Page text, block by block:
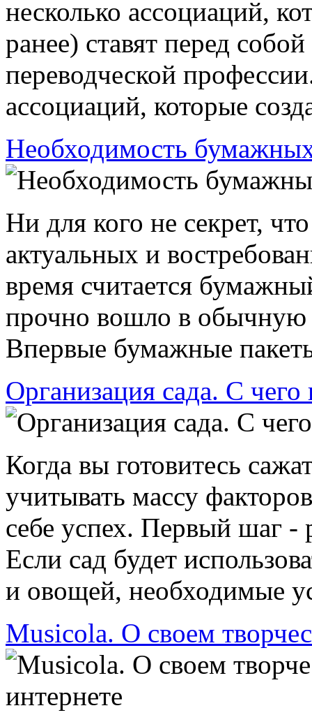
несколько ассоциаций,
ранее) ставят перед
переводческой
ассоциаций, которые
Необходимость
Ни для кого не секрет,
актуальных и
время считается
прочно вошло в обычную
Впервые бумажные
Организация сада. С чего
Когда вы готовитесь
учитывать массу
себе успех. Первый шаг -
Если сад будет
и овощей, необходимые
Musicola. О своем